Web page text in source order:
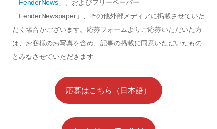
「 FenderNews」、およびフリーペーパー
「FenderNewspaper」、その他外部メディアに掲載させていた
だく場合がございます。応募フォームよりご応募いただいた方
は、お客様のお写真を含め、記事の掲載に同意いただいたもの
とみなさせていただきます
応募はこちら（日本語）